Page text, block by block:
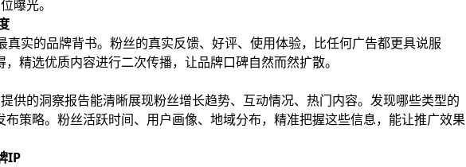
曝光。
真实的品牌背书。粉丝的真实反馈、好评、使用体验，比任何广告都更具说服
精选优质内容进行二次传播，让品牌口碑自然而然扩散。
供的洞察报告能清晰展现粉丝增长趋势、互动情况、热门内容。发现哪些类型的
布策略。粉丝活跃时间、用户画像、地域分布，精准把握这些信息，能让推广效果
IP